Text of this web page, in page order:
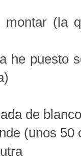
(la
he puesto
de
(unos 50